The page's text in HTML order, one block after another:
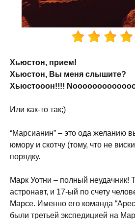
Хьюстон, прием!
Хьюстон, Вы меня слышите?
Хьюстооон!!!!
Или как-то так;)
“Марсианин” – это ода желанию
юмору и скотчу (тому, что не
порядку.
Марк Уотни – полный неудачник!
астронавт, и 17-ый по счету
Марсе. Именно его команда
были третьей экспедицией на